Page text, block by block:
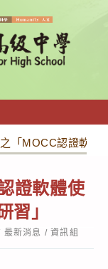
「MOCC認證軟體
證軟體使
習」
最新消息 / 資訊組